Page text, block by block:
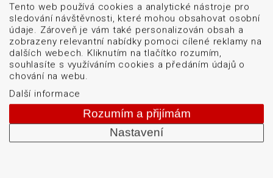
Od roku 1992 dodáváme systémy pro čtení a tisk
čárových kódů: snímače čárových kódů, tiskárny karet
a etiket, mobilní terminály, aplikátory etiket, systémy
strojového vidění, software, bezdrátové sítě, etikety a
barvicí pásky. Školíme a servisujeme. Mezi naši
specializaci patří: termotiskárny, bezdrátové čtečky
čárových kódů, tiskárny samolepicích štítků a etiket.
DATASCAN, s.r.o.
Tento web používá cookies a analytické nástroje pro
sledování návštěvnosti, které mohou obsahovat osobní
údaje. Zároveň je vám také personalizován obsah a
zobrazeny relevantní nabídky pomoci cílené reklamy na
dalších webech. Kliknutím na tlačítko rozumím,
souhlasíte s využíváním cookies a předáním údajů o
chování na webu.
Další informace
Rozumím a přijímám
Nastavení